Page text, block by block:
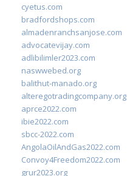
cyetus.com
bradfordshops.com
almadenranchsanjose.com
advocatevijay.com
adlibilimler2023.com
naswwebed.org
balithut-manado.org
alteregotradingcompany.org
aprce2022.com
ibie2022.com
sbcc-2022.com
AngolaOilAndGas2022.com
Convoy4Freedom2022.com
grur2023.org